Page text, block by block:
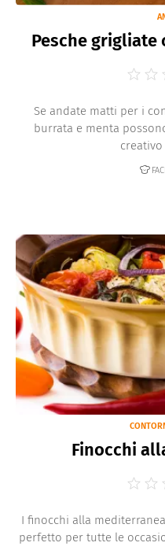
Pesche grigliate
Se andate matti per i
burrata e menta
creativo
Finocchi
I finocchi alla
perfetto per tutte le